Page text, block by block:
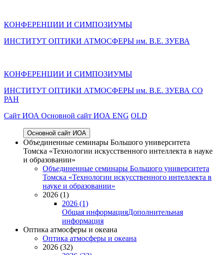
КОНФЕРЕНЦИИ И СИМПОЗИУМЫ
ИНСТИТУТ ОПТИКИ АТМОСФЕРЫ им. В.Е. ЗУЕВА
КОНФЕРЕНЦИИ И СИМПОЗИУМЫ
ИНСТИТУТ ОПТИКИ АТМОСФЕРЫ им. В.Е. ЗУЕВА СО
РАН
Cайт ИОА Основной сайт ИОА ENG OLD
Основной сайт ИОА
Объединенные семинары Большого университета
Томска «Технологии искусственного интеллекта в науке
и образовании»
Объединенные семинары Большого университета
Томска «Технологии искусственного интеллекта в
науке и образовании»
2026 (1)
2026 (1)
Общая информацияДополнительная
информация
Оптика атмосферы и океана
Оптика атмосферы и океана
2026 (32)